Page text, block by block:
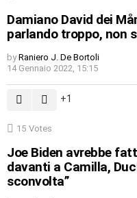
Damiano David dei
parlando troppo, non
by Raniero J. De Bortoli
14 Gennaio 2022, 15:15
1
15 Votes
Joe Biden avrebbe
davanti a Camilla,
sconvolta”